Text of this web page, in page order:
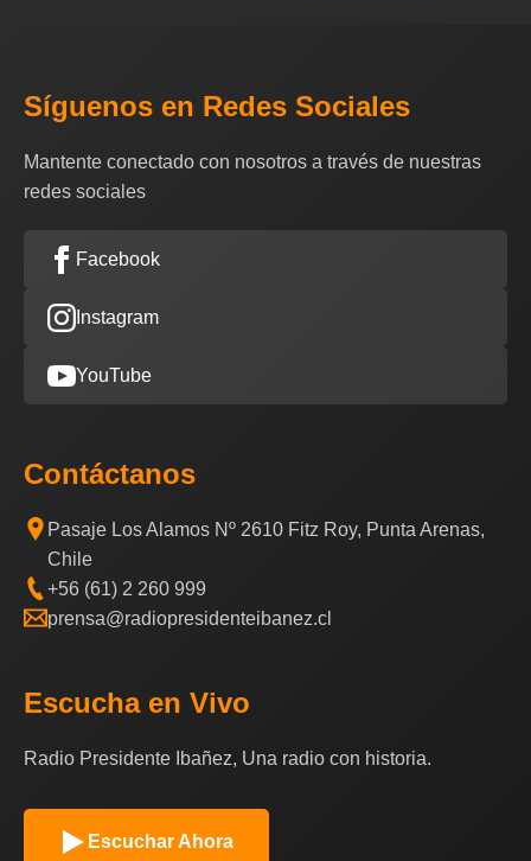
Síguenos en Redes Sociales
Mantente conectado con nosotros a través de nuestras
redes sociales
Facebook
Instagram
YouTube
Contáctanos
Pasaje Los Alamos Nº 2610 Fitz Roy, Punta Arenas,
Chile
+56 (61) 2 260 999
prensa@radiopresidenteibanez.cl
Escucha en Vivo
Radio Presidente Ibañez, Una radio con historia.
Escuchar Ahora